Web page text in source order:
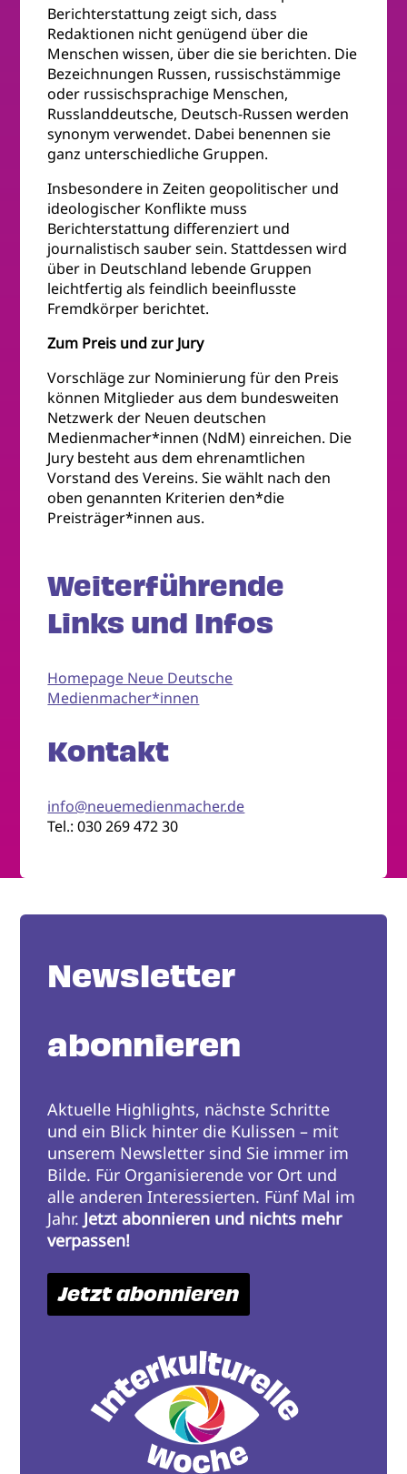
Berichterstattung zeigt sich, dass
Redaktionen nicht genügend über die
Menschen wissen, über die sie berichten. Die
Bezeichnungen Russen, russischstämmige
oder russischsprachige Menschen,
Russlanddeutsche, Deutsch-Russen werden
synonym verwendet. Dabei benennen sie
ganz unterschiedliche Gruppen.
Insbesondere in Zeiten geopolitischer und
ideologischer Konflikte muss
Berichterstattung differenziert und
journalistisch sauber sein. Stattdessen wird
über in Deutschland lebende Gruppen
leichtfertig als feindlich beeinflusste
Fremdkörper berichtet.
Zum Preis und zur Jury
Vorschläge zur Nominierung für den Preis
können Mitglieder aus dem bundesweiten
Netzwerk der Neuen deutschen
Medienmacher*innen (NdM) einreichen. Die
Jury besteht aus dem ehrenamtlichen
Vorstand des Vereins. Sie wählt nach den
oben genannten Kriterien den*die
Preisträger*innen aus.
Weiterführende
Links und Infos
Homepage Neue Deutsche
Medienmacher*innen
Kontakt
info@neuemedienmacher.de
Tel.: 030 269 472 30
Newsletter
abonnieren
Aktuelle Highlights, nächste Schritte
und ein Blick hinter die Kulissen – mit
unserem Newsletter sind Sie immer im
Bilde. Für Organisierende vor Ort und
alle anderen Interessierten. Fünf Mal im
Jahr. Jetzt abonnieren und nichts mehr
verpassen!
Jetzt abonnieren